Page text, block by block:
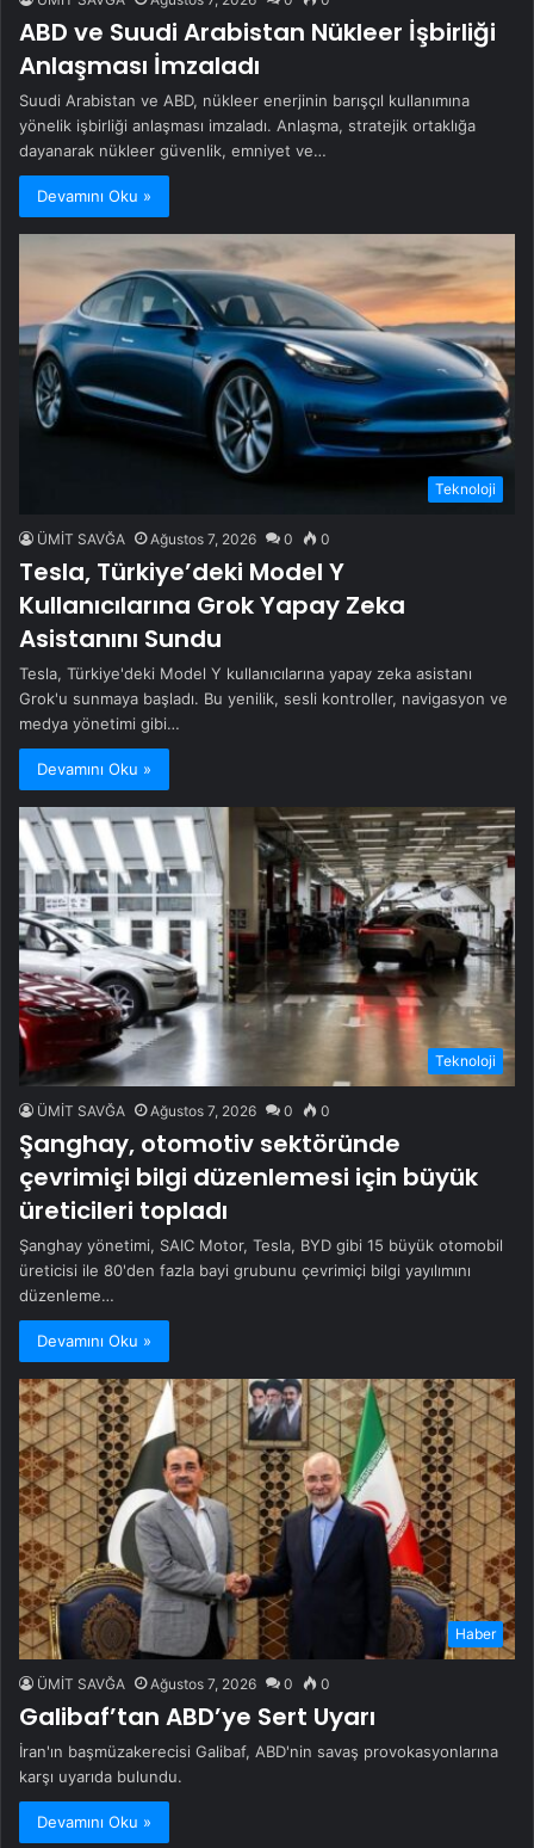
ABD ve Suudi Arabistan Nükleer İşbirliği
Anlaşması İmzaladı
Suudi Arabistan ve ABD, nükleer enerjinin barışçıl kullanımına
yönelik işbirliği anlaşması imzaladı. Anlaşma, stratejik ortaklığa
dayanarak nükleer güvenlik, emniyet ve…
Devamını Oku »
Teknoloji
ÜMİT SAVĞA Ağustos 7, 2026 0 0
Tesla, Türkiye’deki Model Y
Kullanıcılarına Grok Yapay Zeka
Asistanını Sundu
Tesla, Türkiye'deki Model Y kullanıcılarına yapay zeka asistanı
Grok'u sunmaya başladı. Bu yenilik, sesli kontroller, navigasyon ve
medya yönetimi gibi…
Devamını Oku »
Teknoloji
ÜMİT SAVĞA Ağustos 7, 2026 0 0
Şanghay, otomotiv sektöründe
çevrimiçi bilgi düzenlemesi için büyük
üreticileri topladı
Şanghay yönetimi, SAIC Motor, Tesla, BYD gibi 15 büyük otomobil
üreticisi ile 80'den fazla bayi grubunu çevrimiçi bilgi yayılımını
düzenleme…
Devamını Oku »
Haber
ÜMİT SAVĞA Ağustos 7, 2026 0 0
Galibaf’tan ABD’ye Sert Uyarı
İran'ın başmüzakerecisi Galibaf, ABD'nin savaş provokasyonlarına
karşı uyarıda bulundu.
Devamını Oku »